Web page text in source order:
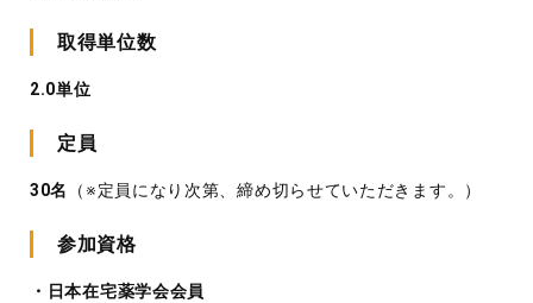
取得単位数
2.0単位
定員
30名 （※定員になり次第、締め切らせていただきます。）
参加資格
・日本在宅薬学会会員